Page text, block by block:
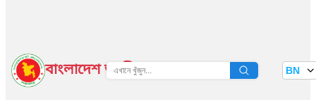
বাংলাদেশ জাতীয় তথ্য বাতায়ন BN